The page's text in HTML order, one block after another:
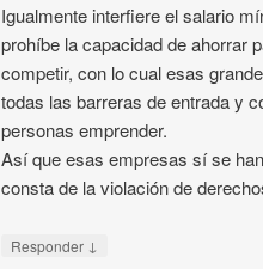
Igualmente interfiere el salario
prohíbe la capacidad de ahorrar
competir, con lo cual esas
todas las barreras de entrada y
personas emprender.
Así que esas empresas sí se
consta de la violación de
Responder ↓